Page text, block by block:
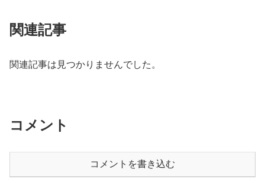
関連記事
関連記事は見つかりませんでした。
コメント
コメントを書き込む